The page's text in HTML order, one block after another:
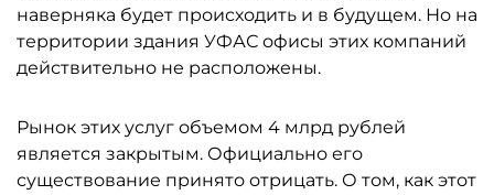
наверняка будет происходить и в будущем. Но на
территории здания УФАС офисы этих компаний
действительно не расположены.
Рынок этих услуг объемом 4 млрд рублей
является закрытым. Официально его
существование принято отрицать. О том, как этот